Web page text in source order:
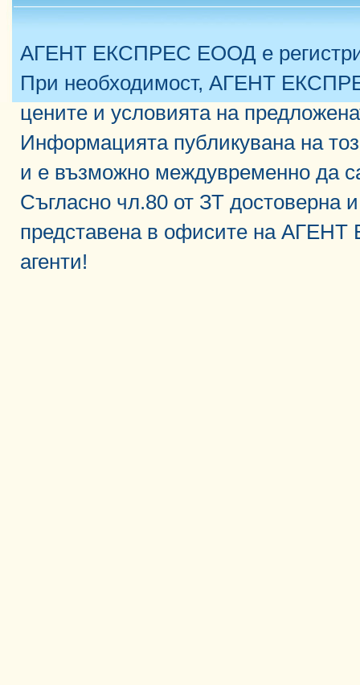
АГЕНТ ЕКСПРЕС ЕООД е
При необходимост, АГЕНТ
цените и условията на
Информацията публикувана на
и е възможно междувременно да
Съгласно чл.80 от ЗТ достоверна
представена в офисите на
агенти!